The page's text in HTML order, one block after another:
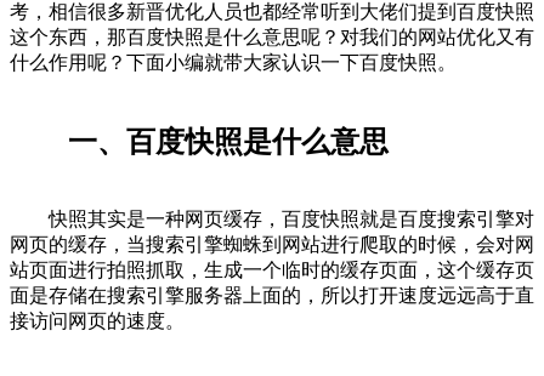
考，相信很多新晋优化人员也都经常听到大佬们提到百度快照
这个东西，那百度快照是什么意思呢？对我们的网站优化又有
什么作用呢？下面小编就带大家认识一下百度快照。
一、百度快照是什么意思
快照其实是一种网页缓存，百度快照就是百度搜索引擎对
网页的缓存，当搜索引擎蜘蛛到网站进行爬取的时候，会对网
站页面进行拍照抓取，生成一个临时的缓存页面，这个缓存页
面是存储在搜索引擎服务器上面的，所以打开速度远远高于直
接访问网页的速度。